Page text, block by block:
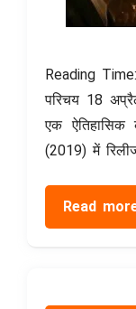
Reading
परिचय 18
एक ऐतिहासिक
(2019) में
Read